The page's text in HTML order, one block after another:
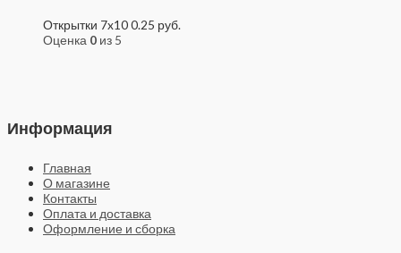
Открытки 7x100.25 руб.
Оценка 0 из 5
Информация
Главная
О магазине
Контакты
Оплата и доставка
Оформление и сборка